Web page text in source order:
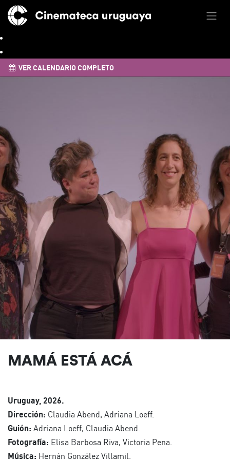
VER CALENDARIO COMPLETO
MAMÁ ESTÁ ACÁ
Uruguay, 2026.
Dirección: Claudia Abend, Adriana Loeff.
Guión: Adriana Loeff, Claudia Abend.
Fotografía: Elisa Barbosa Riva, Victoria Pena.
Música: Hernán González Villamil.